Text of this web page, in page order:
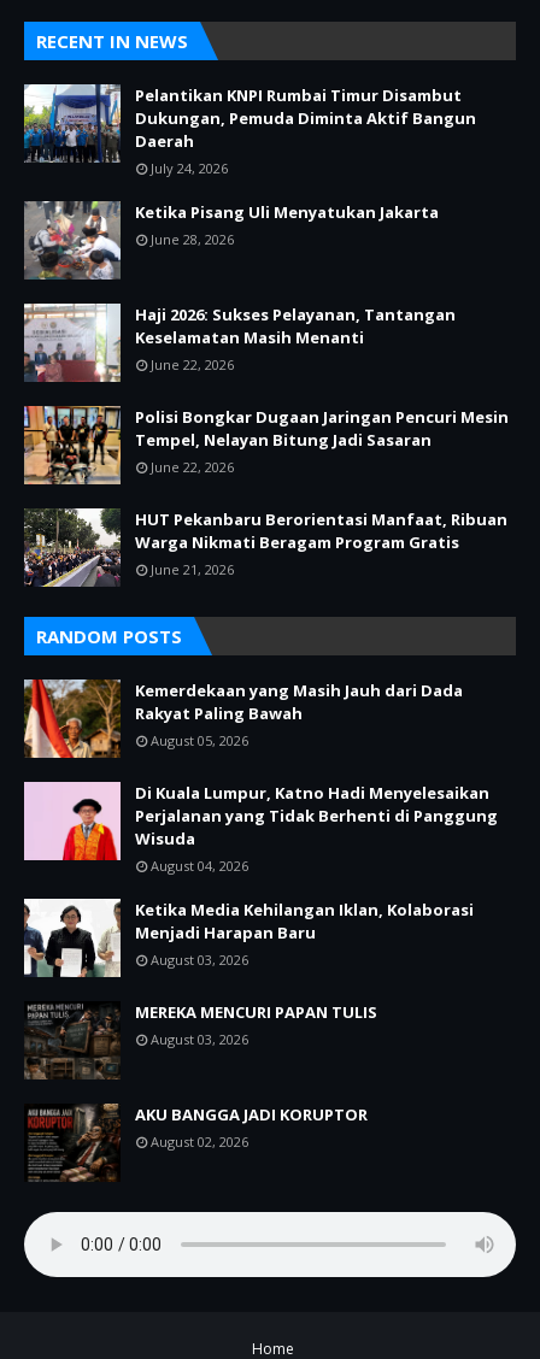
RECENT IN NEWS
Pelantikan KNPI Rumbai Timur Disambut
Dukungan, Pemuda Diminta Aktif Bangun
Daerah
July 24, 2026
Ketika Pisang Uli Menyatukan Jakarta
June 28, 2026
Haji 2026: Sukses Pelayanan, Tantangan
Keselamatan Masih Menanti
June 22, 2026
Polisi Bongkar Dugaan Jaringan Pencuri Mesin
Tempel, Nelayan Bitung Jadi Sasaran
June 22, 2026
HUT Pekanbaru Berorientasi Manfaat, Ribuan
Warga Nikmati Beragam Program Gratis
June 21, 2026
RANDOM POSTS
Kemerdekaan yang Masih Jauh dari Dada
Rakyat Paling Bawah
August 05, 2026
Di Kuala Lumpur, Katno Hadi Menyelesaikan
Perjalanan yang Tidak Berhenti di Panggung
Wisuda
August 04, 2026
Ketika Media Kehilangan Iklan, Kolaborasi
Menjadi Harapan Baru
August 03, 2026
MEREKA MENCURI PAPAN TULIS
August 03, 2026
AKU BANGGA JADI KORUPTOR
August 02, 2026
Home